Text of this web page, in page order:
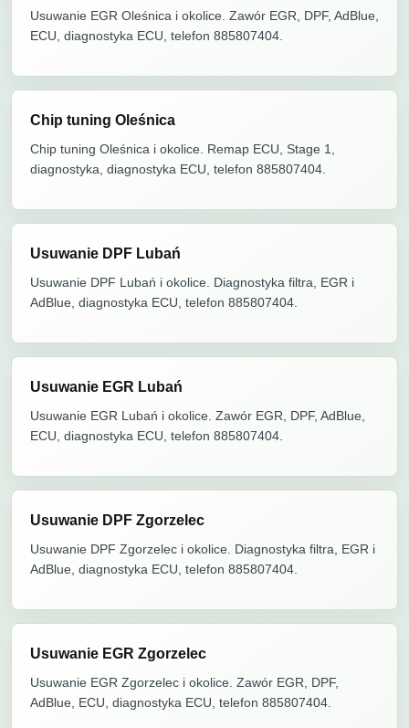
Usuwanie EGR Oleśnica i okolice. Zawór EGR, DPF, AdBlue,
ECU, diagnostyka ECU, telefon 885807404.
Chip tuning Oleśnica
Chip tuning Oleśnica i okolice. Remap ECU, Stage 1,
diagnostyka, diagnostyka ECU, telefon 885807404.
Usuwanie DPF Lubań
Usuwanie DPF Lubań i okolice. Diagnostyka filtra, EGR i
AdBlue, diagnostyka ECU, telefon 885807404.
Usuwanie EGR Lubań
Usuwanie EGR Lubań i okolice. Zawór EGR, DPF, AdBlue,
ECU, diagnostyka ECU, telefon 885807404.
Usuwanie DPF Zgorzelec
Usuwanie DPF Zgorzelec i okolice. Diagnostyka filtra, EGR i
AdBlue, diagnostyka ECU, telefon 885807404.
Usuwanie EGR Zgorzelec
Usuwanie EGR Zgorzelec i okolice. Zawór EGR, DPF,
AdBlue, ECU, diagnostyka ECU, telefon 885807404.